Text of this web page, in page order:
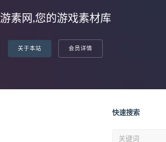
游素网,您的游戏素材库
关于本站 会员详情
快速搜索